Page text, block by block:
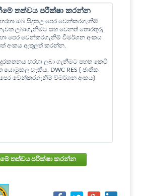
තත්වය පරීක්ෂා කරන්න
හරහා ඔබ සිදුකල පෙර වෙන්කරගැනීම්
ලබාගැනීමට සහ වෙනත් තොරතුරු
පෙර වෙන්කරගැනීම් විමර්ශන අංකය
අංකය ඇතුලත් කරන්න.
හරහා ලබා ගැනීමට පහත කෙටි
හැකිය. DWC RES { ජාතික
වෙන්කරගැනීම් විමර්ශන අංකය}
වෙන්කරවා ගැනීමේ තත්වය පරීක්ෂා කරන්න